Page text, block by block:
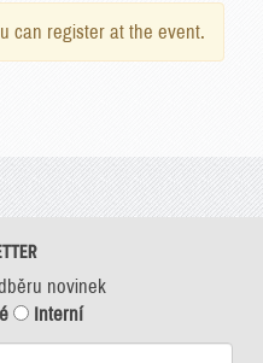
can register at the event.
novinek
Interní